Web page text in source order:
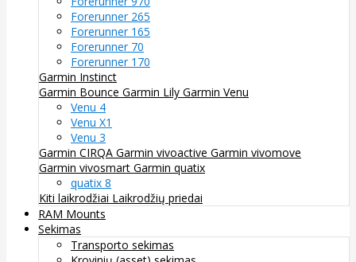
Forerunner 265
Forerunner 165
Forerunner 70
Forerunner 170
Garmin Instinct
Garmin Bounce Garmin Lily Garmin Venu
Venu 4
Venu X1
Venu 3
Garmin CIRQA Garmin vivoactive Garmin vivomove
Garmin vivosmart Garmin quatix
quatix 8
Kiti laikrodžiai Laikrodžių priedai
RAM Mounts
Sekimas
Transporto sekimas